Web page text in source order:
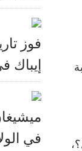
فوز
إيباك
في